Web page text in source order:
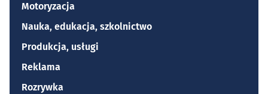
Motoryzacja
Nauka, edukacja, szkolnictwo
Produkcja, usługi
Reklama
Rozrywka